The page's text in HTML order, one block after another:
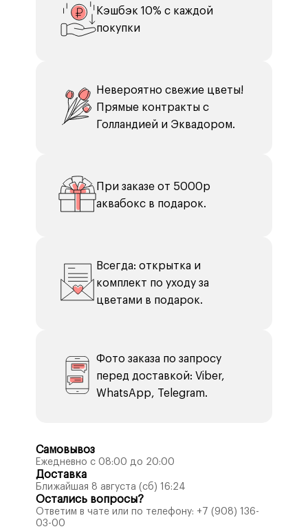
Упаковка Корейская Плёнка 5 шт.
Кэшбэк 10% с каждой
покупки
Невероятно свежие цветы!
Прямые контракты с
Голландией и Эквадором.
При заказе от 5000р
аквабокс в подарок.
Всегда: открытка и
комплект по уходу за
цветами в подарок.
Фото заказа по запросу
перед доставкой: Viber,
WhatsApp, Telegram.
Самовывоз
Ежедневно с 08:00 до 20:00
Доставка
Ближайшая 8 августа (сб) 16:24
Остались вопросы?
Ответим в чате или по телефону: +7 (908) 136-
03-00